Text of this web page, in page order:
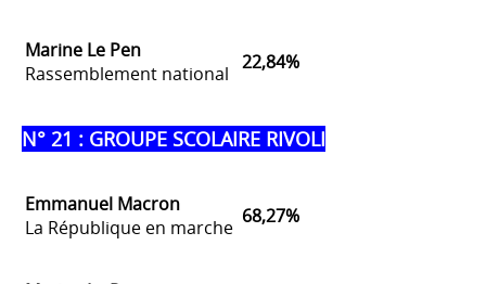
Marine Le Pen
Rassemblement national 22,84%
N° 21 : GROUPE SCOLAIRE RIVOLI
Emmanuel Macron
La République en marche 68,27%